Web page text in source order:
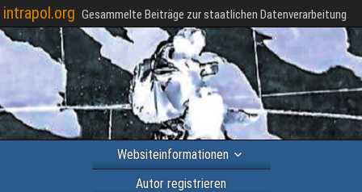
intrapol.org Gesammelte Beiträge zur staatlichen Datenverarbeitung
Websiteinformationen
Autor registrieren